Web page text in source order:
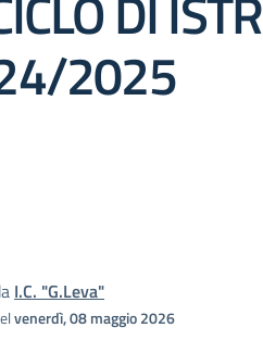
2025
I.C. "G.Leva"
venerdì, 08 maggio 2026